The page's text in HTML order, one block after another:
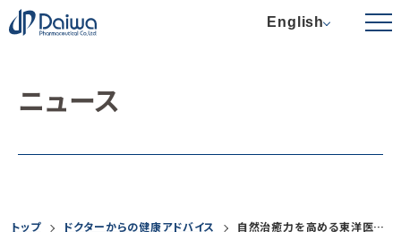
English
ニュース
トップ ドクターからの健康アドバイス 自然治癒力を高める東洋医学の考え方［２］（インタビュー）